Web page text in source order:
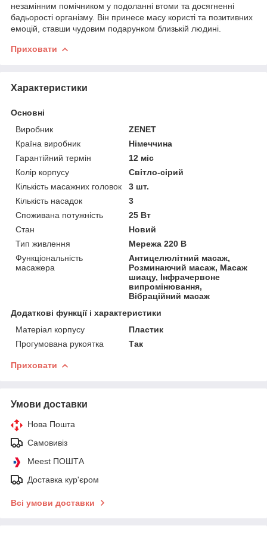
незамінним помічником у подоланні втоми та досягненні
бадьорості організму. Він принесе масу користі та позитивних
емоцій, ставши чудовим подарунком близькій людині.
Приховати
Характеристики
Основні
Виробник
ZENET
Країна виробник
Німеччина
Гарантійний термін
12 міс
Колір корпусу
Світло-сірий
Кількість масажних головок
3 шт.
Кількість насадок
3
Споживана потужність
25 Вт
Стан
Новий
Тип живлення
Мережа 220 В
Функціональність
масажера
Антицелюлітний масаж,
Розминаючий масаж, Масаж
шиацу, Інфрачервоне
випромінювання,
Вібраційний масаж
Додаткові функції і характеристики
Матеріал корпусу
Пластик
Прогумована рукоятка
Так
Приховати
Умови доставки
Нова Пошта
Самовивіз
Meest ПОШТА
Доставка кур'єром
Всі умови доставки